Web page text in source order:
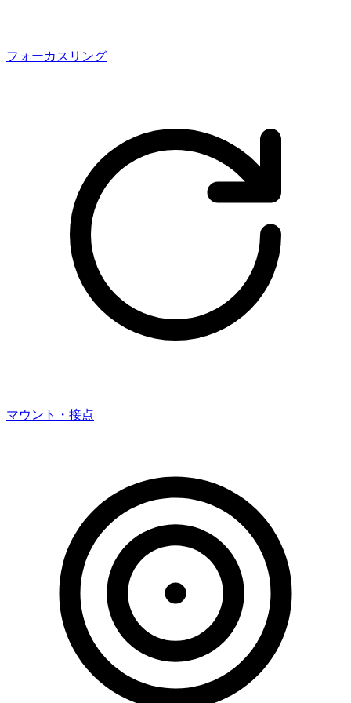
フォーカスリング
マウント・接点